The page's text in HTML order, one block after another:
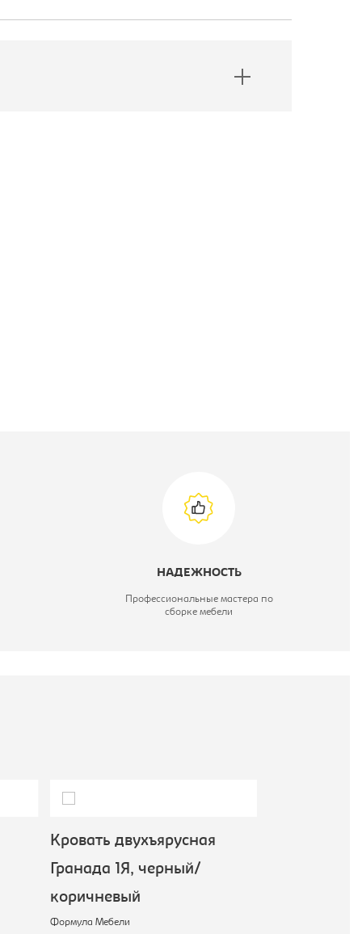
НАДЕЖНОСТЬ
Профессиональные мастера по
сборке мебели
Кровать двухъярусная
Гранада 1Я, черный/
коричневый
Формула Мебели